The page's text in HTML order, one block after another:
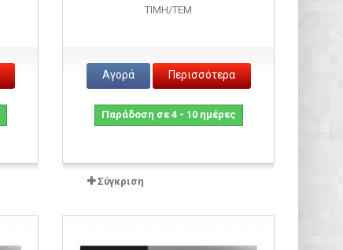
ΤΙΜH/ΤΕΜ
Αγορά Περισσότερα
Παράδοση σε 4 - 10 ημέρες
Σύγκριση